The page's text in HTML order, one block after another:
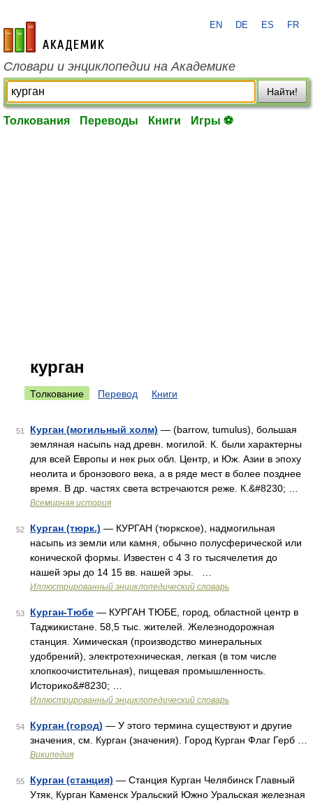
academic.ru
EN DE ES FR
Словари и энциклопедии на Академике
Найти!
Толкования Переводы Книги Игры ⚽
курган
Толкование Перевод Книги
51 Курган (могильный холм) — (barrow, tumulus), большая
земляная насыпь над древн. могилой. К. были характерны
для всей Европы и нек рых обл. Центр, и Юж. Азии в эпоху
неолита и бронзового века, а в ряде мест в более позднее
время. В др. частях света встречаются реже. К.&#8230; …
Всемирная история
52 Курган (тюрк.) — КУРГАН (тюркское), надмогильная
насыпь из земли или камня, обычно полусферической или
конической формы. Известен с 4 3 го тысячелетия до
нашей эры до 14 15 вв. нашей эры. …
Иллюстрированный энциклопедический словарь
53 Курган-Тюбе — КУРГАН ТЮБЕ, город, областной центр в
Таджикистане. 58,5 тыс. жителей. Железнодорожная
станция. Химическая (производство минеральных
удобрений), электротехническая, легкая (в том числе
хлопкоочистительная), пищевая промышленность.
Историко&#8230; …
Иллюстрированный энциклопедический словарь
54 Курган (город) — У этого термина существуют и другие
значения, см. Курган (значения). Город Курган Флаг Герб …
Википедия
55 Курган (станция) — Станция Курган Челябинск Главный
Утяк, Курган Каменск Уральский Южно Уральская железная